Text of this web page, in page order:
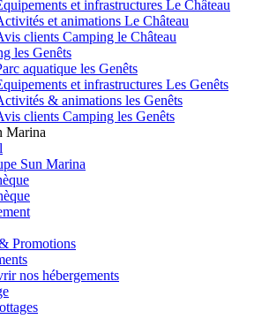
et infrastructures Le Château
et animations Le Château
clients Camping le Château
les Genêts
aquatique les Genêts
et infrastructures Les Genêts
& animations les Genêts
clients Camping les Genêts
Marina
Sun Marina
Promotions
nos hébergements